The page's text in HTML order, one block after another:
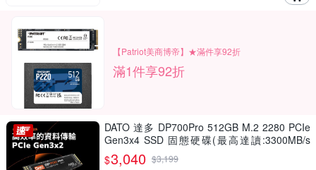
【Patriot美商博帝】★滿件享92折
滿1件享92折
DATO 達多 DP700Pro 512GB M.2 2280 PCIe
Gen3x4 SSD 固態硬碟(最高達讀:3300MB/s
寫:3100MB/s)
$3,040 $3,199